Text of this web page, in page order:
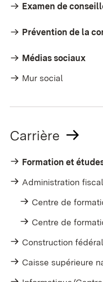
Examen de
Prévention de la
Médias sociaux
Mur social
Carrière
Formation et
Administration
Centre de
Centre de
Construction
Caisse supérieure